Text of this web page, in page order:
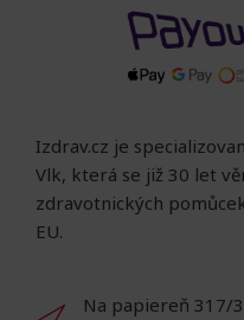
Izdrav.cz je
Vlk, která se již 30 let
zdravotnických
EU.
Na papiereň 317/